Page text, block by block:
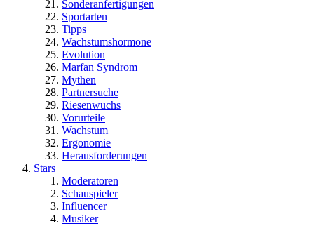
Sonderanfertigungen
Sportarten
Tipps
Wachstumshormone
Evolution
Marfan Syndrom
Mythen
Partnersuche
Riesenwuchs
Vorurteile
Wachstum
Ergonomie
Herausforderungen
Stars
Moderatoren
Schauspieler
Influencer
Musiker